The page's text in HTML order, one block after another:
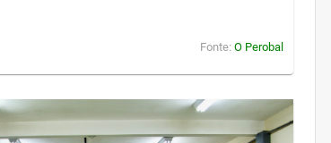
Fonte: O Perobal